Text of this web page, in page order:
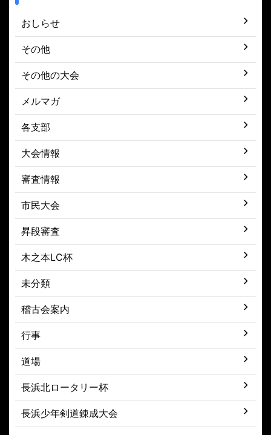
おしらせ
その他
その他の大会
メルマガ
各支部
大会情報
審査情報
市民大会
昇段審査
木之本LC杯
未分類
稽古会案内
行事
道場
長浜北ロータリー杯
長浜少年剣道錬成大会